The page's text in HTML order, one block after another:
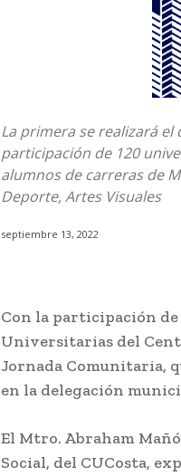
La primera se realizará el
participación de 120
alumnos de carreras de
Deporte, Artes Visuales
septiembre 13, 2022
Con la participación
Universitarias del
Jornada Comunitaria,
en la delegación
El Mtro. Abraham
Social, del CUCosta,